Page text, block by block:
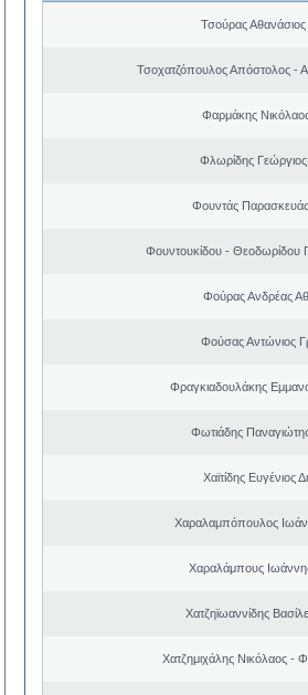
Τσούρας
Τσοχατζόπουλος Απόστολος -
Φαρμάκης
Φλωρίδης Γεώργιος
Φουντάς
Φουντουκίδου - Θεοδωρίδου
Φούρας Ανδρέας
Φούσας Αντώνιος
Φραγκιαδουλάκης
Φωτιάδης
Χαϊτίδης Ευγένιος
Χαραλαμπόπουλος
Χαραλάμπους
Χατζηϊωαννίδης
Χατζημιχάλης Νικόλαος -